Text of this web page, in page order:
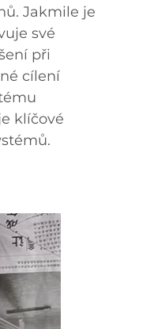
Jakmile je
své
při
cílení
klíčové